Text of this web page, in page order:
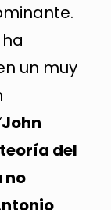
un muy
John
del
no